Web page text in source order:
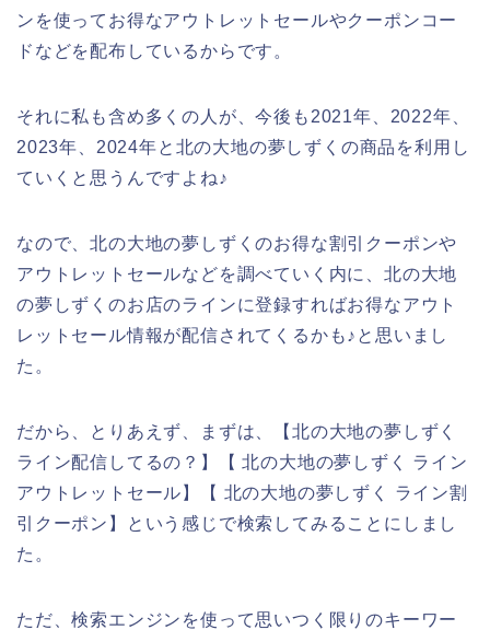
ンを使ってお得なアウトレットセールやクーポンコー
ドなどを配布しているからです。
それに私も含め多くの人が、今後も2021年、2022年、
2023年、2024年と北の大地の夢しずくの商品を利用し
ていくと思うんですよね♪
なので、北の大地の夢しずくのお得な割引クーポンや
アウトレットセールなどを調べていく内に、北の大地
の夢しずくのお店のラインに登録すればお得なアウト
レットセール情報が配信されてくるかも♪と思いまし
た。
だから、とりあえず、まずは、【北の大地の夢しずく
ライン配信してるの？】【 北の大地の夢しずく ライン
アウトレットセール】【 北の大地の夢しずく ライン割
引クーポン】という感じで検索してみることにしまし
た。
ただ、検索エンジンを使って思いつく限りのキーワー